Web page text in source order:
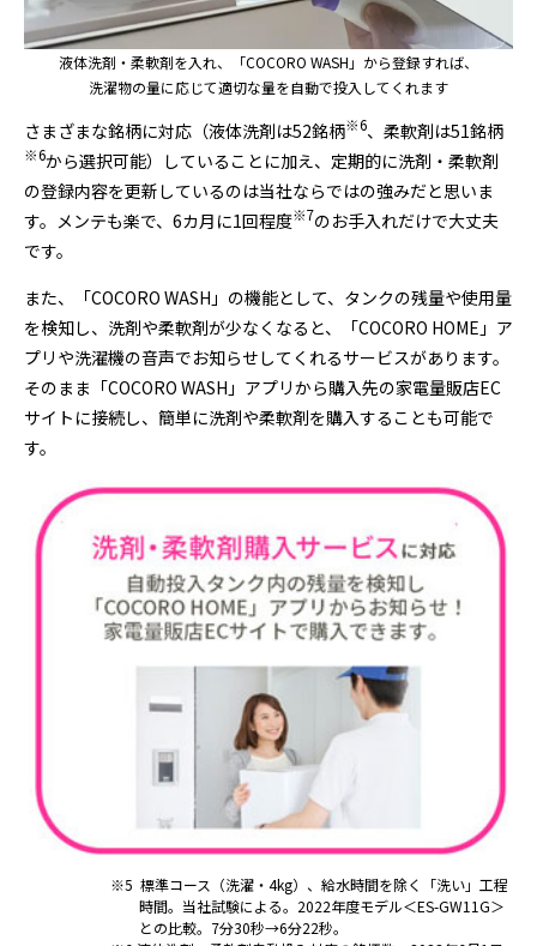
液体洗剤・柔軟剤を入れ、「COCORO WASH」から登録すれば、
洗濯物の量に応じて適切な量を自動で投入してくれます
さまざまな銘柄に対応（液体洗剤は52銘柄※6、柔軟剤は51銘柄
※6から選択可能）していることに加え、定期的に洗剤・柔軟剤
の登録内容を更新しているのは当社ならではの強みだと思いま
す。メンテも楽で、6カ月に1回程度※7のお手入れだけで大丈夫
です。
また、「COCORO WASH」の機能として、タンクの残量や使用量
を検知し、洗剤や柔軟剤が少なくなると、「COCORO HOME」ア
プリや洗濯機の音声でお知らせしてくれるサービスがあります。
そのまま「COCORO WASH」アプリから購入先の家電量販店EC
サイトに接続し、簡単に洗剤や柔軟剤を購入することも可能で
す。
※5 標準コース（洗濯・4kg）、給水時間を除く「洗い」工程
時間。当社試験による。2022年度モデル＜ES-GW11G＞
との比較。7分30秒→6分22秒。